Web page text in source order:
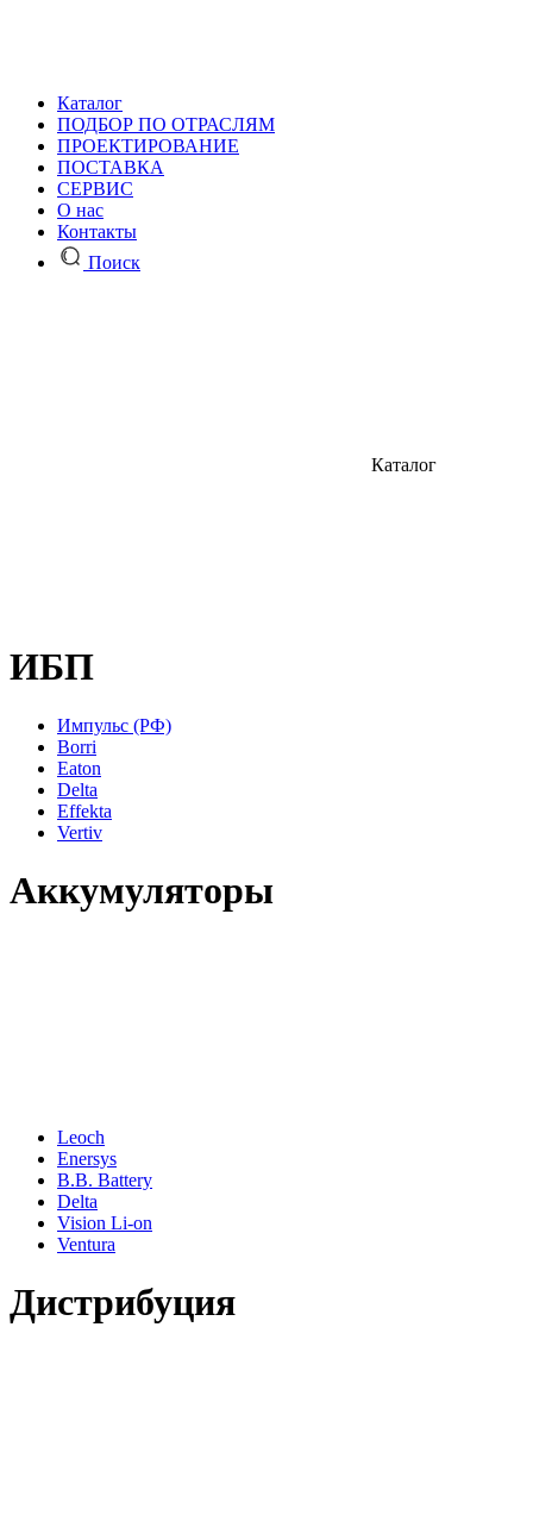
Каталог
ПОДБОР ПО ОТРАСЛЯМ
ПРОЕКТИРОВАНИЕ
ПОСТАВКА
СЕРВИС
О нас
Контакты
Поиск
Каталог
ИБП
Импульс (РФ)
Borri
Eaton
Delta
Effekta
Vertiv
Аккумуляторы
Leoch
Enersys
B.B. Battery
Delta
Vision Li-on
Ventura
Дистрибуция